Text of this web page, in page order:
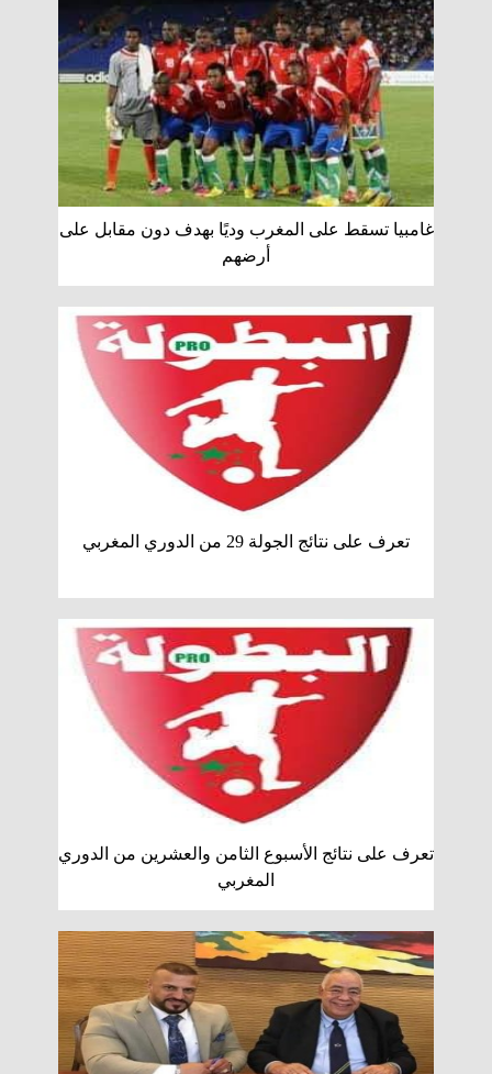
غامبيا تسقط على المغرب وديًا بهدف دون مقابل على
أرضهم
تعرف على نتائج الجولة 29 من الدوري المغربي
تعرف على نتائج الأسبوع الثامن والعشرين من الدوري
المغربي